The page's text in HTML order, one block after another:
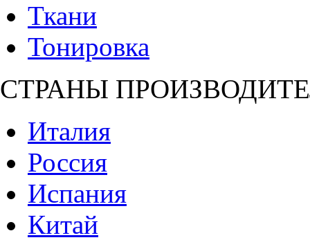
Ткани
Тонировка
СТРАНЫ
Италия
Россия
Испания
Китай